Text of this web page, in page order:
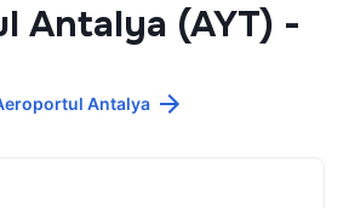
Antalya (AYT) -
Antalya